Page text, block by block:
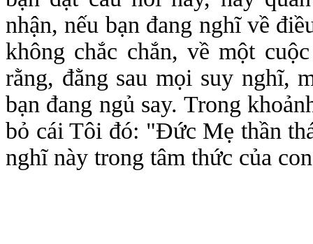
nhận, nếu bạn đang nghĩ về
không chắc chắn, về một
rằng, đằng sau mọi suy nghĩ,
bạn đang ngủ say. Trong
bỏ cái Tôi đó: "Đức Mẹ thần
nghĩ này trong tâm thức của